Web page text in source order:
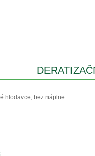
hlodavce, bez náplne.